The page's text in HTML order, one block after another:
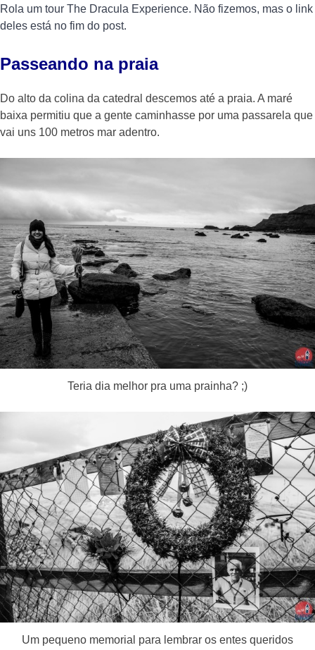
Rola um tour The Dracula Experience. Não fizemos, mas o link
deles está no fim do post.
Passeando na praia
Do alto da colina da catedral descemos até a praia. A maré
baixa permitiu que a gente caminhasse por uma passarela que
vai uns 100 metros mar adentro.
Teria dia melhor pra uma prainha? ;)
Um pequeno memorial para lembrar os entes queridos